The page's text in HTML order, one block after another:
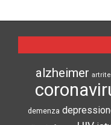
alzheimer
demenza